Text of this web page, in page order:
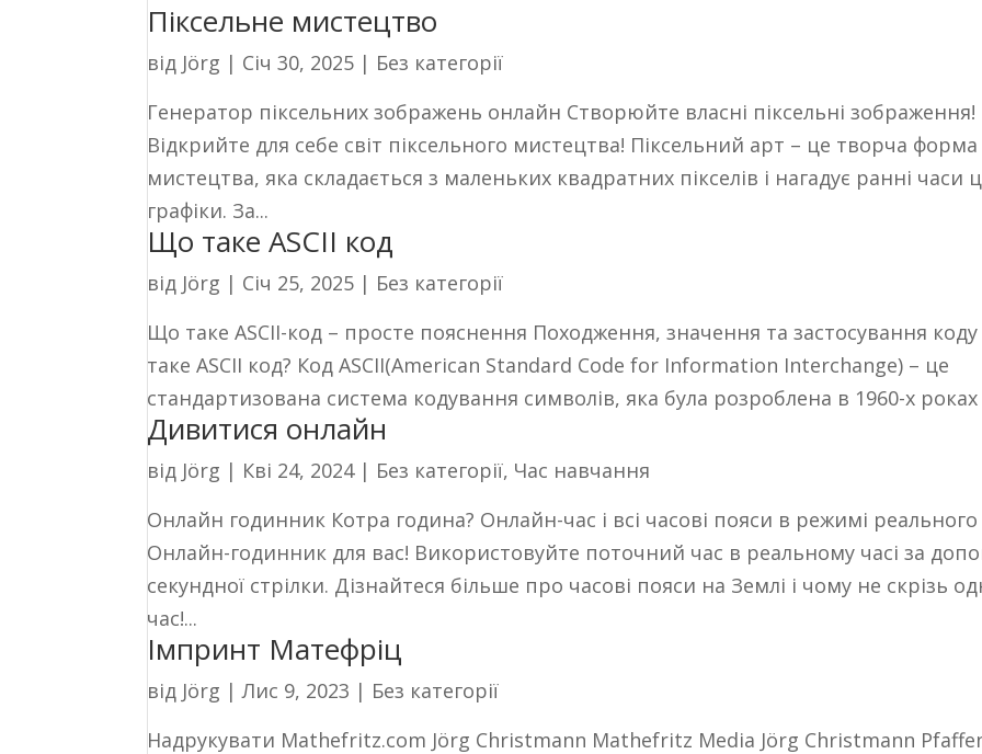
Піксельне мистецтво
від Jörg | Січ 30, 2025 | Без категорії
Генератор піксельних зображень онлайн Створюйте власні піксельні зображення!
Відкрийте для себе світ піксельного мистецтва! Піксельний арт – це творча форма
мистецтва, яка складається з маленьких квадратних пікселів і нагадує ранні часи
графіки. За...
Що таке ASCII код
від Jörg | Січ 25, 2025 | Без категорії
Що таке ASCII-код – просте пояснення Походження, значення та застосування
таке ASCII код? Код ASCII(American Standard Code for Information Interchange) – це
стандартизована система кодування символів, яка була розроблена в 1960-х роках
Дивитися онлайн
від Jörg | Кві 24, 2024| Без категорії, Час навчання
Онлайн годинник Котра година? Онлайн-час і всі часові пояси в режимі реального
Онлайн-годинник для вас! Використовуйте поточний час в реальному часі за
секундної стрілки. Дізнайтеся більше про часові пояси на Землі і чому не скрізь
час!...
Імпринт Матефріц
від Jörg |Лис 9, 2023 | Без категорії
Надрукувати Mathefritz.com Jörg Christmann Mathefritz Media Jörg Christmann